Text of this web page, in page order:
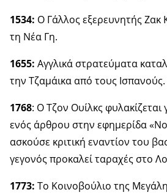
1534: Ο Γάλλος εξερευνητής Ζακ
τη Νέα Γη.
1655: Αγγλικά στρατεύματα
την Τζαμάικα από τους Ισπανούς.
1768: Ο Τζον Ουίλκς
ενός άρθρου στην εφημερίδα
ασκούσε κριτική εναντίον του
γεγονός προκαλεί ταραχές στο
1773: Το Κοινοβούλιο της